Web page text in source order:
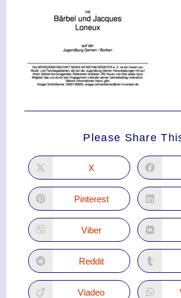
Please Share
X
Pinterest
Viber
Reddit
Viadeo